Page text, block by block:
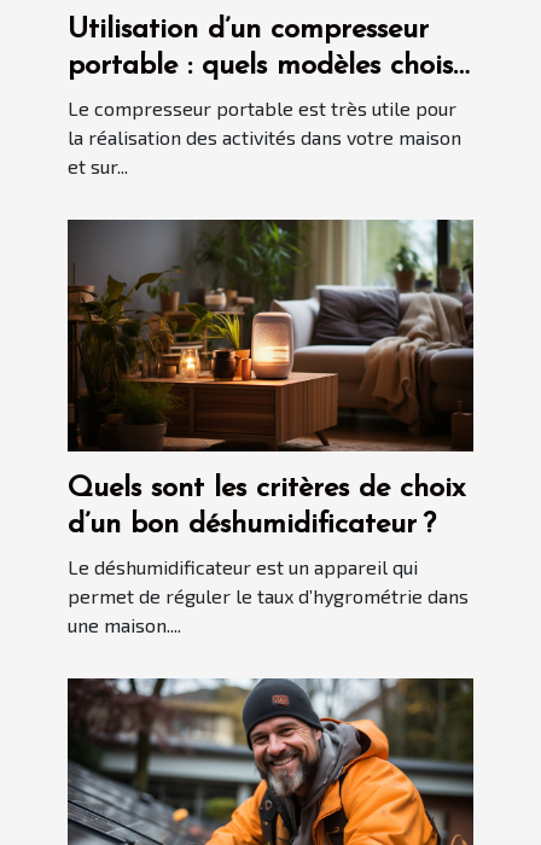
Utilisation d’un compresseur
portable : quels modèles choisir
en 2021 ?
Le compresseur portable est très utile pour
la réalisation des activités dans votre maison
et sur...
Quels sont les critères de choix
d’un bon déshumidificateur ?
Le déshumidificateur est un appareil qui
permet de réguler le taux d’hygrométrie dans
une maison....